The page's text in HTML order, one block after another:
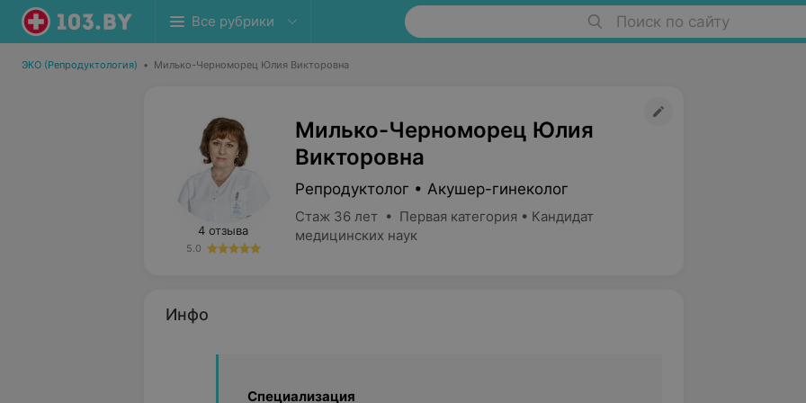
Все рубрики Поиск по сайту
ЭКО (Репродуктология) • Милько-Черноморец Юлия Викторовна
4 отзыва
5.0
Милько-Черноморец Юлия
Викторовна
Репродуктолог • Акушер-гинеколог
Стаж 36 лет • Первая категория • Кандидат
медицинских наук
Инфо
Специализация